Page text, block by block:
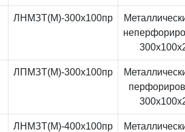
ЛНМЗТ(М)-300x100пр
ЛПМЗТ(М)-300x100пр
ЛНМЗТ(М)-400x100пр